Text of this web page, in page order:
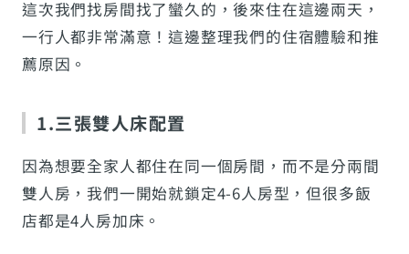
這次我們找房間找了蠻久的，後來住在這邊兩天，
一行人都非常滿意！這邊整理我們的住宿體驗和推
薦原因。
1.三張雙人床配置
因為想要全家人都住在同一個房間，而不是分兩間
雙人房，我們一開始就鎖定4-6人房型，但很多飯
店都是4人房加床。